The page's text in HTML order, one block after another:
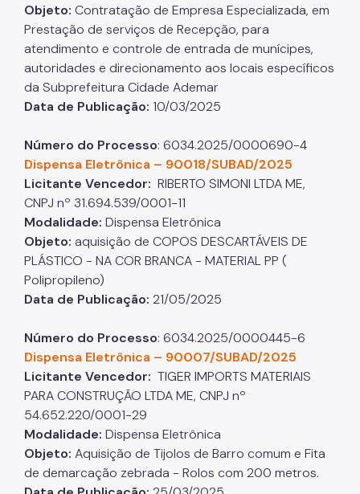
Objeto: Contratação de Empresa Especializada, em
Prestação de serviços de Recepção, para
atendimento e controle de entrada de munícipes,
autoridades e direcionamento aos locais específicos
da Subprefeitura Cidade Ademar​​​​​​​
Data de Publicação: 10/03/2025
Número do Processo: 6034.2025/0000690-4​​​​​​​
Dispensa Eletrônica – 90018/SUBAD/2025
Licitante Vencedor: RIBERTO SIMONI LTDA ME,
CNPJ nº 31.694.539/0001-11
Modalidade: Dispensa Eletrônica​​​​​​​
Objeto: aquisição de COPOS DESCARTÁVEIS DE
PLÁSTICO - NA COR BRANCA - MATERIAL PP (
Polipropileno)​​​​​​​
Data de Publicação: 21/05/2025
Número do Processo: 6034.2025/0000445-6​​​​​​​
Dispensa Eletrônica – 90007/SUBAD/2025
Licitante Vencedor: TIGER IMPORTS MATERIAIS
PARA CONSTRUÇÃO LTDA ME, CNPJ nº
54.652.220/0001-29
Modalidade: Dispensa Eletrônica​​​​​​​
Objeto: Aquisição de Tijolos de Barro comum e Fita
de demarcação zebrada - Rolos com 200 metros.​​​​​​​